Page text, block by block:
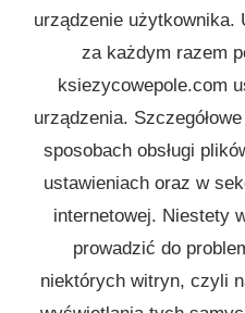
urządzenie użytkownika.
za każdym razem
ksiezycowepole.com
urządzenia.
sposobach obsługi
ustawieniach oraz w
internetowej. Niestety
prowadzić do
niektórych witryn, czyli